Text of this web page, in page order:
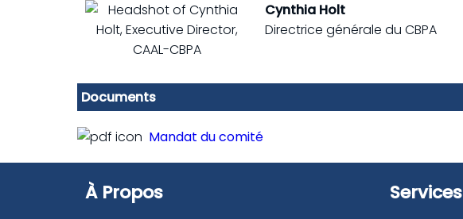
Cynthia Holt
Directrice générale du CBPA
Documents
Mandat du comité
À Propos Services